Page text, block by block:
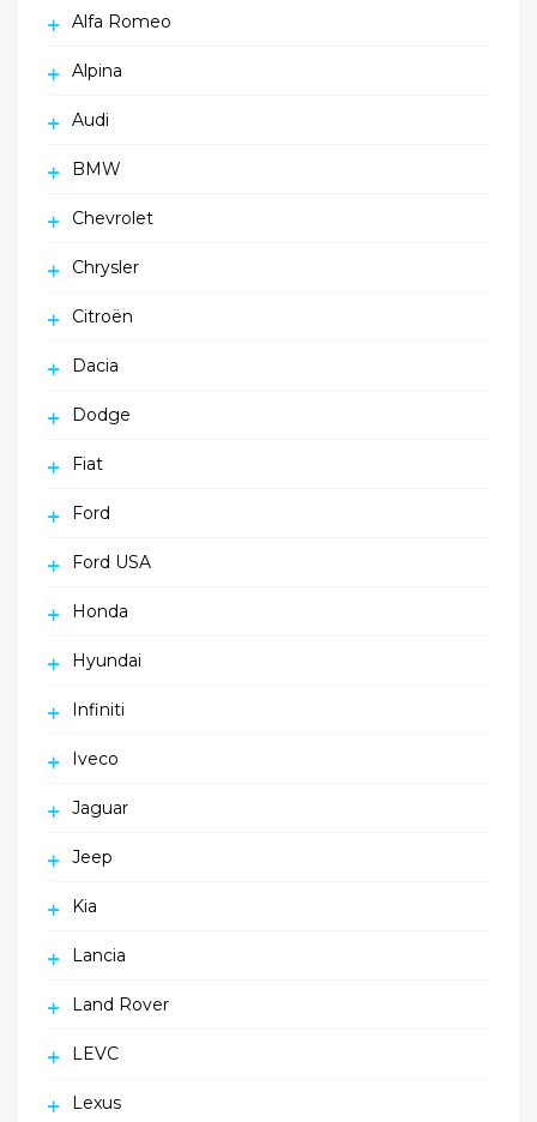
Alfa Romeo
Alpina
Audi
BMW
Chevrolet
Chrysler
Citroën
Dacia
Dodge
Fiat
Ford
Ford USA
Honda
Hyundai
Infiniti
Iveco
Jaguar
Jeep
Kia
Lancia
Land Rover
LEVC
Lexus